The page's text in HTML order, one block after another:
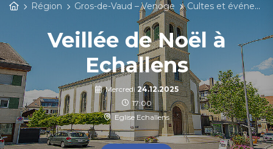
Région Gros-de-Vaud – Venoge Cultes et événements
Veillée de Noël à
Echallens
Mercredi24.12.2025
17:00
Eglise Echallens